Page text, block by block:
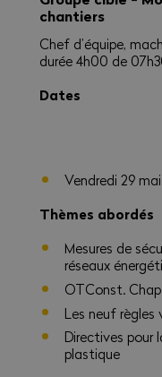
chantiers
Chef d’équipe,
durée 4h00 de
Dates
Vendredi 29
Thèmes abordés
Mesures de
réseaux
OTConst.
Les neuf règles
Directives pour
plastique